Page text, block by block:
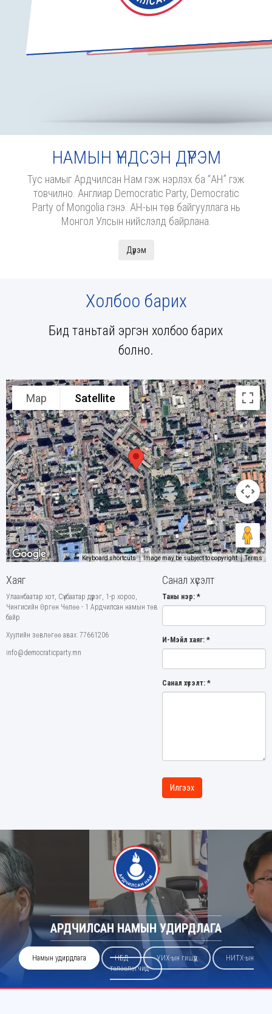
НАМЫН ҮНДСЭН ДҮРЭМ
Тус намыг Ардчилсан Нам гэж нэрлэх ба “АН” гэж
товчилно. Англиар Democratic Party, Democratic
Party of Mongolia гэнэ. АН-ын төв байгууллага нь
Монгол Улсын нийслэлд байрлана.
Дүрэм
Холбоо барих
Бид таньтай эргэн холбоо барих
болно.
Map Satellite
Keyboard shortcuts Image may be subject to copyright Terms
Хаяг
Улаанбаатар хот, Сүхбаатар дүүрэг, 1-р хороо,
Чингисийн Өргөн Чөлөө - 1 Ардчилсан намын төв
байр
Хуулийн зөвлөгөө авах: 77661206
info@democraticparty.mn
Санал хүсэлт
Таны нэр:*
И-Мэйл хаяг:*
Санал хүсэлт:*
АРДЧИЛСАН НАМЫН УДИРДЛАГА
Намын удирдлага НБД УИХ-ын гишүүд
НИТХ-ын
төлөөлөгчид